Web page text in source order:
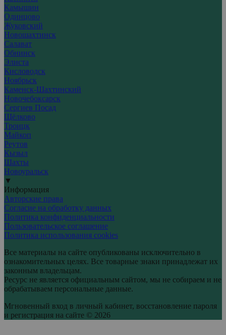
Камышин
Одинцово
Жуковский
Новошахтинск
Салават
Обнинск
Элиста
Кисловодск
Ноябрьск
Каменск-Шахтинский
Новочебоксарск
Сергиев Посад
Щёлково
Троицк
Майкоп
Реутов
Кызыл
Шахты
Новоуральск
▼
Информация
Авторские права
Согласие на обработку данных
Политика конфиденциальности
Пользовательское соглашение
Политика использования cookies
Все материалы на сайте опубликованы исключительно в
ознакомительных целях. Все товарные знаки принадлежат их
законным владельцам.
Ресурс не является официальным сайтом, мы не собираем и не
обрабатываем персональные данные.
Мгновенный вход в личный кабинет, восстановление пароля
и регистрация на сайте © 2026